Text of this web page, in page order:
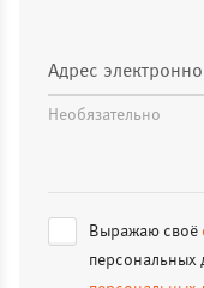
Адрес
Необязательно
Выражаю своё
персональных